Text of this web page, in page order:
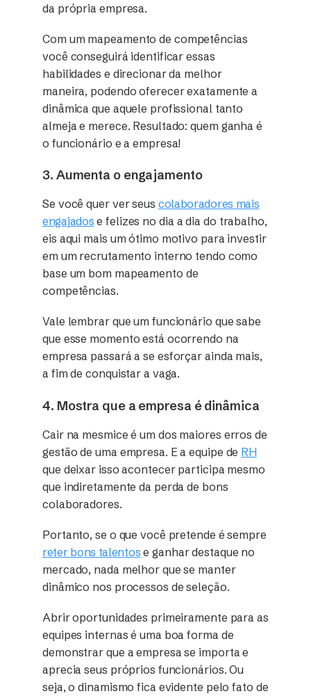
da própria empresa.
Com um mapeamento de competências
você conseguirá identificar essas
habilidades e direcionar da melhor
maneira, podendo oferecer exatamente a
dinâmica que aquele profissional tanto
almeja e merece. Resultado: quem ganha é
o funcionário e a empresa!
3. Aumenta o engajamento
Se você quer ver seus colaboradores mais
engajados e felizes no dia a dia do trabalho,
eis aqui mais um ótimo motivo para investir
em um recrutamento interno tendo como
base um bom mapeamento de
competências.
Vale lembrar que um funcionário que sabe
que esse momento está ocorrendo na
empresa passará a se esforçar ainda mais,
a fim de conquistar a vaga.
4. Mostra que a empresa é dinâmica
Cair na mesmice é um dos maiores erros de
gestão de uma empresa. E a equipe de RH
que deixar isso acontecer participa mesmo
que indiretamente da perda de bons
colaboradores.
Portanto, se o que você pretende é sempre
reter bons talentos e ganhar destaque no
mercado, nada melhor que se manter
dinâmico nos processos de seleção.
Abrir oportunidades primeiramente para as
equipes internas é uma boa forma de
demonstrar que a empresa se importa e
aprecia seus próprios funcionários. Ou
seja, o dinamismo fica evidente pelo fato de